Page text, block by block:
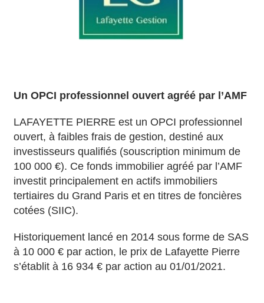
Un OPCI professionnel ouvert agréé par l’AMF
LAFAYETTE PIERRE est un OPCI professionnel
ouvert, à faibles frais de gestion, destiné aux
investisseurs qualifiés (souscription minimum de
100 000 €). Ce fonds immobilier agréé par l’AMF
investit principalement en actifs immobiliers
tertiaires du Grand Paris et en titres de foncières
cotées (SIIC).
Historiquement lancé en 2014 sous forme de SAS
à 10 000 € par action, le prix de Lafayette Pierre
s’établit à 16 934 € par action au 01/01/2021.